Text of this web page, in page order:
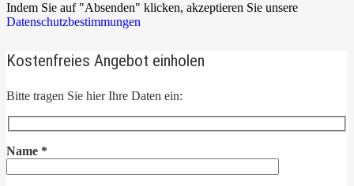
Indem Sie auf "Absenden" klicken, akzeptieren Sie unsere
Datenschutzbestimmungen
Kostenfreies Angebot einholen
Bitte tragen Sie hier Ihre Daten ein:
Name *